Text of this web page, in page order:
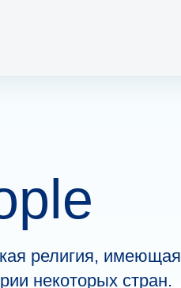
религия, имеющая
некоторых стран.